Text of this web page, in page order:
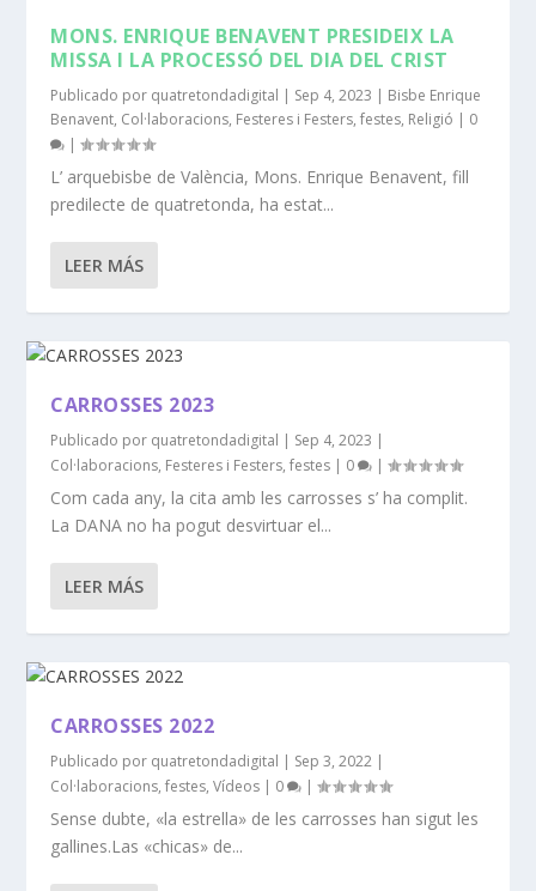
MONS. ENRIQUE BENAVENT PRESIDEIX LA
MISSA I LA PROCESSÓ DEL DIA DEL CRIST
Publicado por quatretondadigital | Sep 4, 2023 | Bisbe Enrique
Benavent, Col·laboracions, Festeres i Festers,festes, Religió | 0
|
L’ arquebisbe de València, Mons. Enrique Benavent, fill
predilecte de quatretonda, ha estat...
LEER MÁS
CARROSSES 2023
Publicado por quatretondadigital | Sep 4, 2023 |
Col·laboracions, Festeres i Festers,festes | 0 |
Com cada any, la cita amb les carrosses s’ ha complit.
La DANA no ha pogut desvirtuar el...
LEER MÁS
CARROSSES 2022
Publicado por quatretondadigital | Sep 3, 2022 |
Col·laboracions,festes,Vídeos | 0 |
Sense dubte, «la estrella» de les carrosses han sigut les
gallines.Las «chicas» de...